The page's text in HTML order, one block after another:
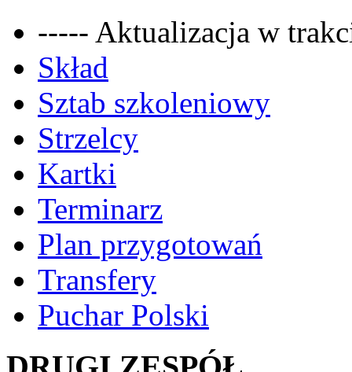
----- Aktualizacja w
Skład
Sztab szkoleniowy
Strzelcy
Kartki
Terminarz
Plan przygotowań
Transfery
Puchar Polski